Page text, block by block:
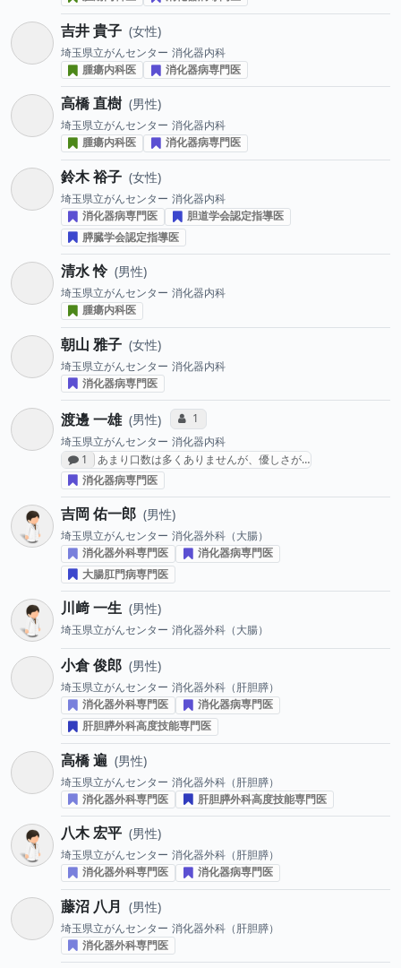
吉井 貴子 女性
埼玉県立がんセンター 消化器内科
腫瘍内科医
消化器病専門医
高橋 直樹 男性
埼玉県立がんセンター 消化器内科
腫瘍内科医
消化器病専門医
鈴木 裕子 女性
埼玉県立がんセンター 消化器内科
消化器病専門医
胆道学会認定指導医
膵臓学会認定指導医
清水 怜 男性
埼玉県立がんセンター 消化器内科
腫瘍内科医
朝山 雅子 女性
埼玉県立がんセンター 消化器内科
消化器病専門医
渡邊 一雄 男性 コミュニケーション・タイプ投票数
1
埼玉県立がんセンター 消化器内科
感想投稿数
1
あまり口数は多くありませんが、優しさが…
消化器病専門医
吉岡 佑一郎 男性
埼玉県立がんセンター 消化器外科（大腸）
消化器外科専門医
消化器病専門医
大腸肛門病専門医
川﨑 一生 男性
埼玉県立がんセンター 消化器外科（大腸）
小倉 俊郎 男性
埼玉県立がんセンター 消化器外科（肝胆膵）
消化器外科専門医
消化器病専門医
肝胆膵外科高度技能専門医
高橋 遍 男性
埼玉県立がんセンター 消化器外科（肝胆膵）
消化器外科専門医
肝胆膵外科高度技能専門医
八木 宏平 男性
埼玉県立がんセンター 消化器外科（肝胆膵）
消化器外科専門医
消化器病専門医
藤沼 八月 男性
埼玉県立がんセンター 消化器外科（肝胆膵）
消化器外科専門医